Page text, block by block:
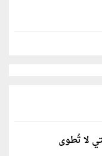
لا تُطوى